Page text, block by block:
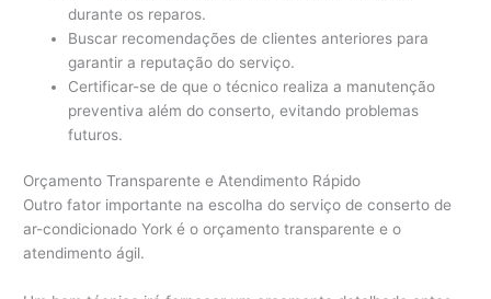
durante os reparos.
Buscar recomendações de clientes anteriores para
garantir a reputação do serviço.
Certificar-se de que o técnico realiza a manutenção
preventiva além do conserto, evitando problemas
futuros.
Orçamento Transparente e Atendimento Rápido
Outro fator importante na escolha do serviço de conserto de
ar-condicionado York é o orçamento transparente e o
atendimento ágil.